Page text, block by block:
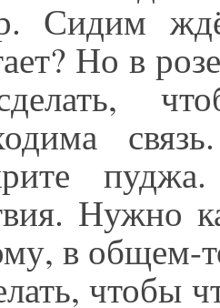
Сидим
Но в
Нужно
в общем-
чтобы